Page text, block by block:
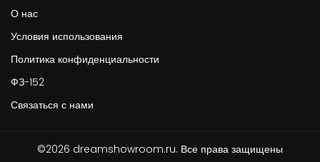
О нас
Условия использования
Политика конфиденциальности
ФЗ-152
Связаться с нами
©2026 dreamshowroom.ru. Все права защищены